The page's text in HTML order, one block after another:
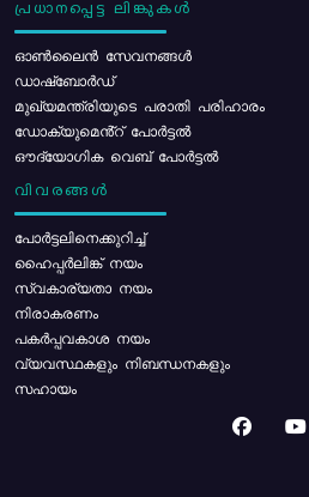
പ്രധാനപ്പെട്ട ലിങ്കുകൾ
ഓൺലൈൻ സേവനങ്ങൾ
ഡാഷ്ബോർഡ്
മുഖ്യമന്ത്രിയുടെ പരാതി പരിഹാരം
ഡോക്യുമെൻ്റ് പോർട്ടൽ
ഔദ്യോഗിക വെബ് പോർട്ടൽ
വിവരങ്ങൾ
പോര്‍ട്ടലിനെക്കുറിച്ച്
ഹൈപ്പർലിങ്ക് നയം
സ്വകാര്യതാ നയം
നിരാകരണം
പകർപ്പവകാശ നയം
വ്യവസ്ഥകളും നിബന്ധനകളും
സഹായം